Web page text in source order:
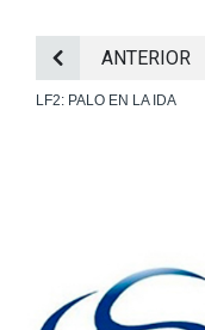
ANTERIOR
LF2: PALO EN LA IDA